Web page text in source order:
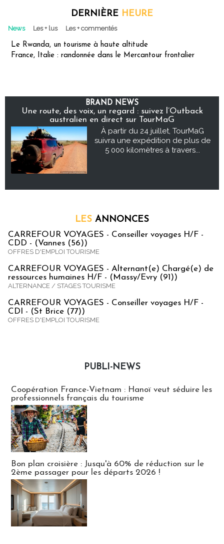
DERNIÈRE HEURE
News Les + lus Les + commentés
Le Rwanda, un tourisme à haute altitude
France, Italie : randonnée dans le Mercantour frontalier
BRAND NEWS
Une route, des voix, un regard : suivez l’Outback
australien en direct sur TourMaG
À partir du 24 juillet, TourMaG
suivra une expédition de plus de
5 000 kilomètres à travers...
LES ANNONCES
CARREFOUR VOYAGES - Conseiller voyages H/F -
CDD - (Vannes (56))
OFFRES D'EMPLOI TOURISME
CARREFOUR VOYAGES - Alternant(e) Chargé(e) de
ressources humaines H/F - (Massy/Evry (91))
ALTERNANCE / STAGES TOURISME
CARREFOUR VOYAGES - Conseiller voyages H/F -
CDI - (St Brice (77))
OFFRES D'EMPLOI TOURISME
PUBLI-NEWS
Coopération France-Vietnam : Hanoï veut séduire les
professionnels français du tourisme
Bon plan croisière : Jusqu'à 60% de réduction sur le
2ème passager pour les départs 2026 !